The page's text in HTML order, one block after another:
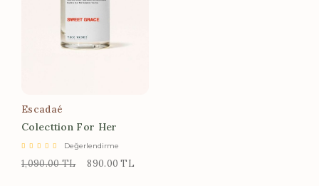
Escadaé
Colecttion For Her
Değerlendirme
1,090.00 TL 890.00 TL